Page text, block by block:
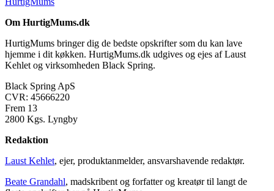
Om HurtigMums.dk
HurtigMums bringer dig de bedste opskrifter som du kan lave
hjemme i dit køkken. HurtigMums.dk udgives og ejes af Laust
Kehlet og virksomheden Black Spring.
Black Spring ApS
CVR: 45666220
Frem 13
2800 Kgs. Lyngby
Redaktion
Laust Kehlet, ejer, produktanmelder, ansvarshavende redaktør.
Beate Grandahl, madskribent og forfatter og kreatør til langt de